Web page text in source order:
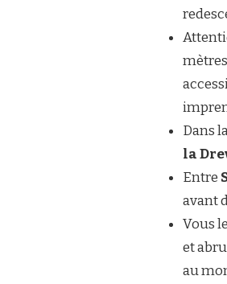
Dans
la
Entre
avant
Vous
et
au